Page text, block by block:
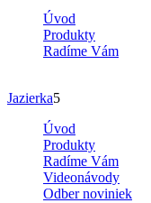
Úvod
Produkty
Radíme Vám
Jazierka5
Úvod
Produkty
Radíme Vám
Videonávody
Odber noviniek